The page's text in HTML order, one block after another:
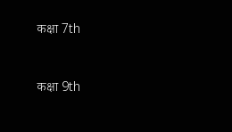
कक्षा 7th
कक्षा 9th